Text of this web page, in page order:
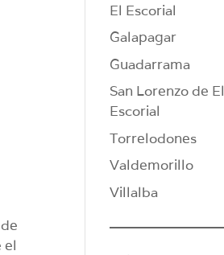
el
El Escorial
Galapagar
Guadarrama
San Lorenzo de El
Escorial
Torrelodones
Valdemorillo
Villalba